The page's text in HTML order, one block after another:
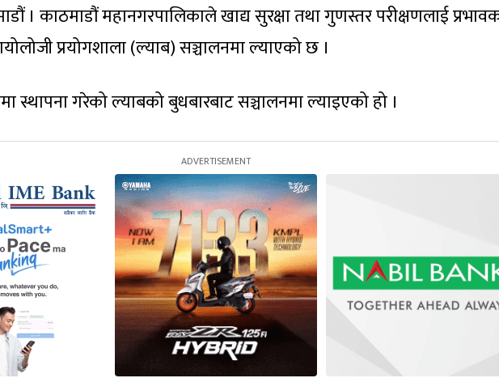
। काठमाडौं महानगरपालिकाले खाद्य सुरक्षा तथा गुणस्तर परीक्षणलाई
प्रयोगशाला (ल्याब) सञ्चालनमा ल्याएको छ ।
स्थापना गरेको ल्याबको बुधबारबाट सञ्चालनमा ल्याइएको हो ।